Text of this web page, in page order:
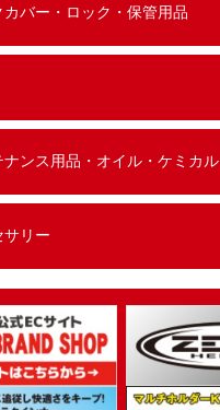
カバー・ロック・保管用品
ナンス用品・オイル・ケミカル
サリー